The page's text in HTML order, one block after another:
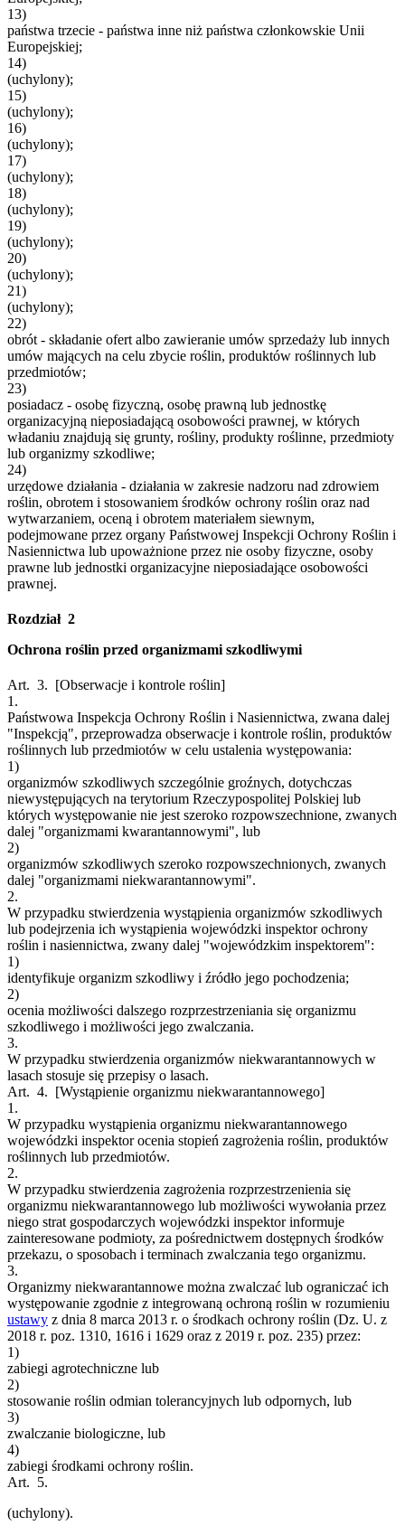
13)
państwa trzecie - państwa inne niż państwa członkowskie Unii
Europejskiej;
14)
(uchylony);
15)
(uchylony);
16)
(uchylony);
17)
(uchylony);
18)
(uchylony);
19)
(uchylony);
20)
(uchylony);
21)
(uchylony);
22)
obrót - składanie ofert albo zawieranie umów sprzedaży lub innych
umów mających na celu zbycie roślin, produktów roślinnych lub
przedmiotów;
23)
posiadacz - osobę fizyczną, osobę prawną lub jednostkę
organizacyjną nieposiadającą osobowości prawnej, w których
władaniu znajdują się grunty, rośliny, produkty roślinne, przedmioty
lub organizmy szkodliwe;
24)
urzędowe działania - działania w zakresie nadzoru nad zdrowiem
roślin, obrotem i stosowaniem środków ochrony roślin oraz nad
wytwarzaniem, oceną i obrotem materiałem siewnym,
podejmowane przez organy Państwowej Inspekcji Ochrony Roślin i
Nasiennictwa lub upoważnione przez nie osoby fizyczne, osoby
prawne lub jednostki organizacyjne nieposiadające osobowości
prawnej.
Rozdział 2
Ochrona roślin przed organizmami szkodliwymi
Art. 3. [Obserwacje i kontrole roślin]
1.
Państwowa Inspekcja Ochrony Roślin i Nasiennictwa, zwana dalej
"Inspekcją", przeprowadza obserwacje i kontrole roślin, produktów
roślinnych lub przedmiotów w celu ustalenia występowania:
1)
organizmów szkodliwych szczególnie groźnych, dotychczas
niewystępujących na terytorium Rzeczypospolitej Polskiej lub
których występowanie nie jest szeroko rozpowszechnione, zwanych
dalej "organizmami kwarantannowymi", lub
2)
organizmów szkodliwych szeroko rozpowszechnionych, zwanych
dalej "organizmami niekwarantannowymi".
2.
W przypadku stwierdzenia wystąpienia organizmów szkodliwych
lub podejrzenia ich wystąpienia wojewódzki inspektor ochrony
roślin i nasiennictwa, zwany dalej "wojewódzkim inspektorem":
1)
identyfikuje organizm szkodliwy i źródło jego pochodzenia;
2)
ocenia możliwości dalszego rozprzestrzeniania się organizmu
szkodliwego i możliwości jego zwalczania.
3.
W przypadku stwierdzenia organizmów niekwarantannowych w
lasach stosuje się przepisy o lasach.
Art. 4. [Wystąpienie organizmu niekwarantannowego]
1.
W przypadku wystąpienia organizmu niekwarantannowego
wojewódzki inspektor ocenia stopień zagrożenia roślin, produktów
roślinnych lub przedmiotów.
2.
W przypadku stwierdzenia zagrożenia rozprzestrzenienia się
organizmu niekwarantannowego lub możliwości wywołania przez
niego strat gospodarczych wojewódzki inspektor informuje
zainteresowane podmioty, za pośrednictwem dostępnych środków
przekazu, o sposobach i terminach zwalczania tego organizmu.
3.
Organizmy niekwarantannowe można zwalczać lub ograniczać ich
występowanie zgodnie z integrowaną ochroną roślin w rozumieniu
ustawy z dnia 8 marca 2013 r. o środkach ochrony roślin (Dz. U. z
2018 r. poz. 1310, 1616 i 1629 oraz z 2019 r. poz. 235) przez:
1)
zabiegi agrotechniczne lub
2)
stosowanie roślin odmian tolerancyjnych lub odpornych, lub
3)
zwalczanie biologiczne, lub
4)
zabiegi środkami ochrony roślin.
Art. 5.
(uchylony).